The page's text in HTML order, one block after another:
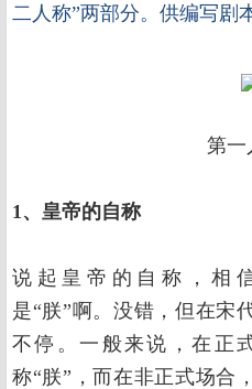
二人称”两部分。供编写剧
第一
1、皇帝的自称
说起皇帝的自称，相
是“朕”啊。没错，但在宋
不停。一般来说，在正
称“朕”，而在非正式场合